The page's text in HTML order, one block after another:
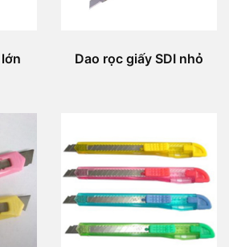
Dao rọc giấy SDI nhỏ